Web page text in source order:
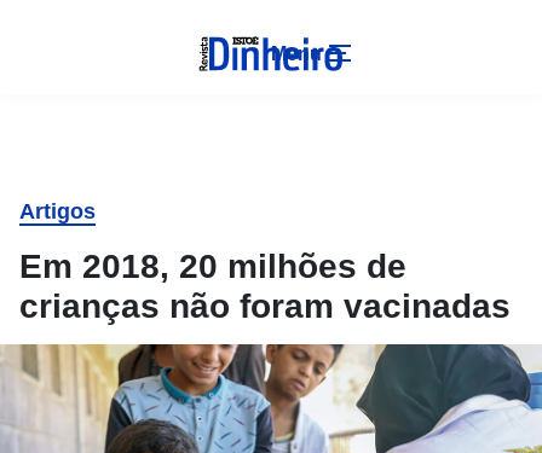
Menu
Artigos
Em 2018, 20 milhões de
crianças não foram vacinadas